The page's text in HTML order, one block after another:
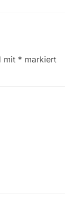
mit * markiert